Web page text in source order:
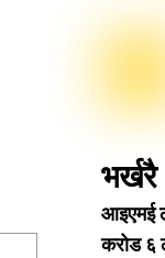
भर्खरै
आइएमई
करोड ६